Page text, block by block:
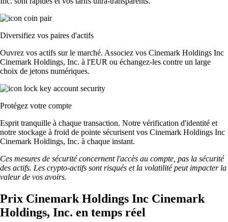
Diversifiez vos paires d'actifs
Ouvrez vos actifs sur le marché. Associez vos Cinemark Holdings Inc
Cinemark Holdings, Inc. à l'EUR ou échangez-les contre un large
choix de jetons numériques.
Protégez votre compte
Esprit tranquille à chaque transaction. Notre vérification d'identité et
notre stockage à froid de pointe sécurisent vos Cinemark Holdings Inc
Cinemark Holdings, Inc. à chaque instant.
Ces mesures de sécurité concernent l'accès au compte, pas la sécurité
des actifs. Les crypto-actifs sont risqués et la volatilité peut impacter la
valeur de vos avoirs.
Prix Cinemark Holdings Inc Cinemark
Holdings, Inc. en temps réel